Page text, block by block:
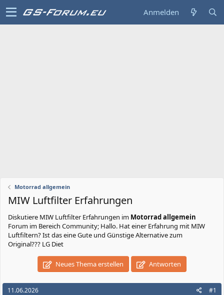
Anmelden
Motorrad allgemein
MIW Luftfilter Erfahrungen
Diskutiere MIW Luftfilter Erfahrungen im Motorrad allgemein
Forum im Bereich Community; Hallo. Hat einer Erfahrung mit MIW
Luftfiltern? Ist das eine Gute und Günstige Alternative zum
Original??? LG Diet
Neues Thema erstellen Antworten
11.06.2026 #1